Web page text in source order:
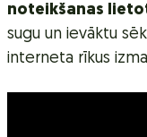
noteikšanas
sugu un ievāktu
interneta rīkus